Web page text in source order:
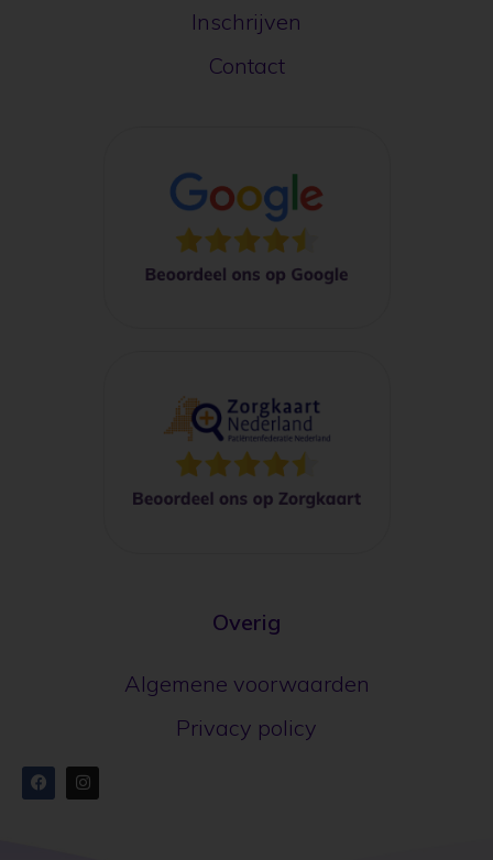
Inschrijven
Contact
Overig
Algemene voorwaarden
Privacy policy